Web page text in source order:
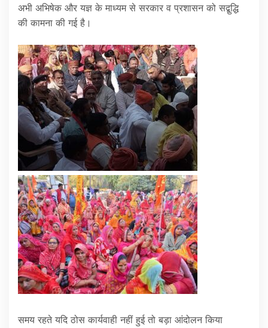
अभी अभिषेक और यज्ञ के माध्यम से सरकार व प्रशासन को सद्बुद्धि
की कामना की गई है।
समय रहते यदि ठोस कार्यवाही नहीं हुई तो बड़ा आंदोलन किया